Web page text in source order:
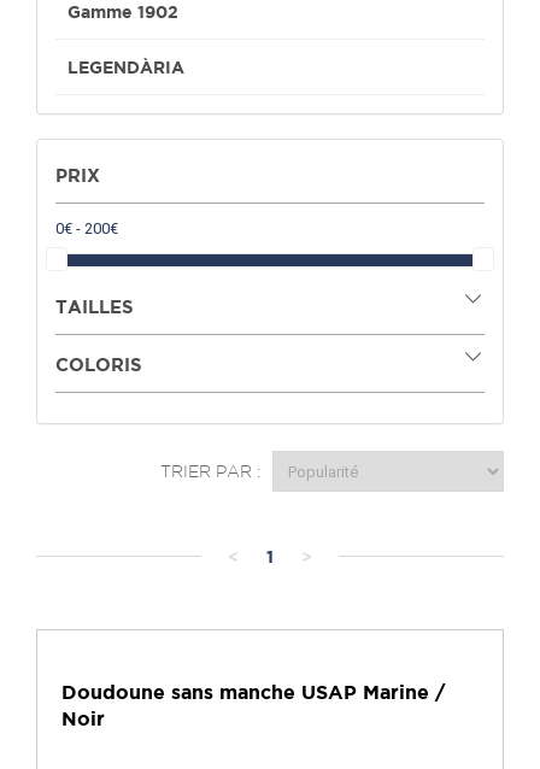
Gamme 1902
LEGENDÀRIA
PRIX
TAILLES
COLORIS
TRIER PAR :
< 1 >
Doudoune sans manche USAP Marine /
Noir